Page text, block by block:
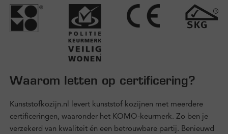
Waarom letten op certificering?
Kunststofkozijn.nl levert kunststof kozijnen met meerdere
certificeringen, waaronder het KOMO-keurmerk. Zo ben je
verzekerd van kwaliteit én een betrouwbare partij. Benieuwd